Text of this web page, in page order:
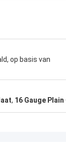
op basis van
, 16 Gauge Plain